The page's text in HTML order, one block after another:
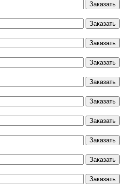
Заказать
Заказать
Заказать
Заказать
Заказать
Заказать
Заказать
Заказать
Заказать
Заказать